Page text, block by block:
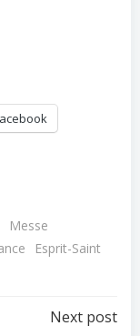
Messe
Esprit-Saint
Next post